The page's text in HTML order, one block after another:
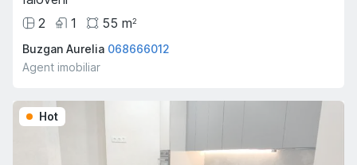
2
1 55 m2
Buzgan Aurelia 068666012
Agent imobiliar
Hot